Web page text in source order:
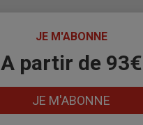
JE M'ABONNE
A partir de 93€
JE M'ABONNE